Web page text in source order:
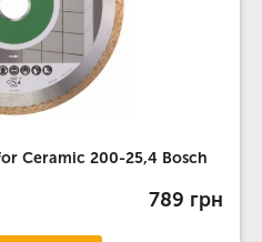
Ceramic 200-25,4 Bosch
789 грн